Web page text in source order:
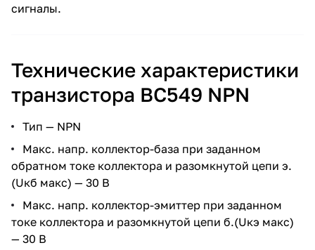
сигналы.
Технические характеристики
транзистора BC549 NPN
Тип — NPN
Макс. напр. коллектор-база при заданном
обратном токе коллектора и разомкнутой цепи э.
(Uкб макс) — 30 В
Макс. напр. коллектор-эмиттер при заданном
токе коллектора и разомкнутой цепи б.(Uкэ макс)
— 30 В